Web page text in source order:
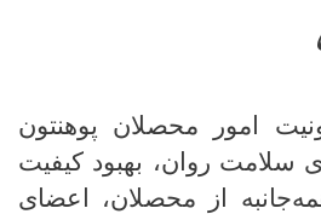
امور محصلان پوهنتون
سلامت روان، بهبود کیفیت
از محصلان، اعضای